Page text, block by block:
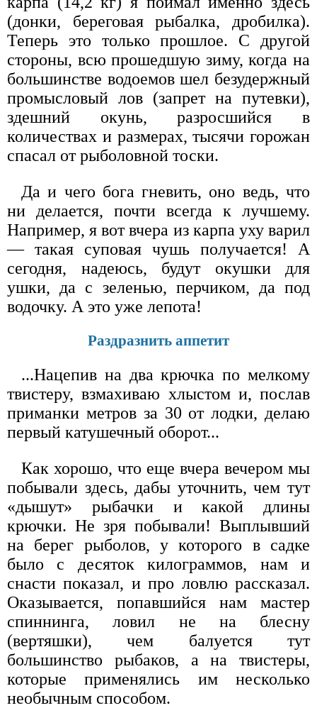
(донки, береговая рыбалка, дробилка).
Теперь это только прошлое. С другой
стороны, всю прошедшую зиму, когда на
большинстве водоемов шел безудержный
промысловый лов (запрет на путевки),
здешний окунь, разросшийся в
количествах и размерах, тысячи горожан
спасал от рыболовной тоски.
Да и чего бога гневить, оно ведь, что
ни делается, почти всегда к лучшему.
Например, я вот вчера из карпа уху варил
— такая суповая чушь получается! А
сегодня, надеюсь, будут окушки для
ушки, да с зеленью, перчиком, да под
водочку. А это уже лепота!
Раздразнить аппетит
...Нацепив на два крючка по мелкому
твистеру, взмахиваю хлыстом и, послав
приманки метров за 30 от лодки, делаю
первый катушечный оборот...
Как хорошо, что еще вчера вечером мы
побывали здесь, дабы уточнить, чем тут
«дышут» рыбачки и какой длины
крючки. Не зря побывали! Выплывший
на берег рыболов, у которого в садке
было с десяток килограммов, нам и
снасти показал, и про ловлю рассказал.
Оказывается, попавшийся нам мастер
спиннинга, ловил не на блесну
(вертяшки), чем балуется тут
большинство рыбаков, а на твистеры,
которые применялись им несколько
необычным способом.